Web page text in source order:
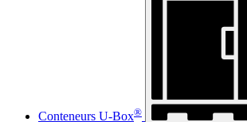
Conteneurs U-Box®